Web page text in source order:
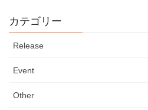
カテゴリー
Release
Event
Other